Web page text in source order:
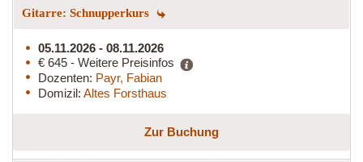
Gitarre: Schnupperkurs
05.11.2026 - 08.11.2026
€ 645 - Weitere Preisinfos
Dozenten: Payr, Fabian
Domizil: Altes Forsthaus
Zur Buchung